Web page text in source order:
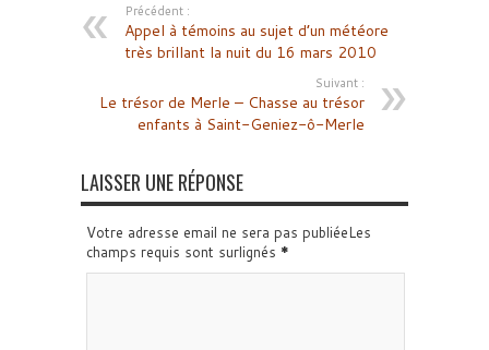
Précédent :
Appel à témoins au sujet d’un météore
très brillant la nuit du 16 mars 2010
Suivant :
Le trésor de Merle – Chasse au trésor
enfants à Saint-Geniez-ô-Merle
LAISSER UNE RÉPONSE
Votre adresse email ne sera pas publiéeLes
champs requis sont surlignés *